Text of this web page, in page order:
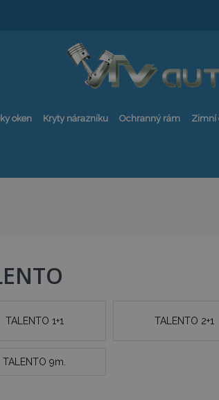
oken Kryty nárazníku Ochranný rám Zimní
TALENTO 1+1 TALENTO 2+1
TALENTO 9m.